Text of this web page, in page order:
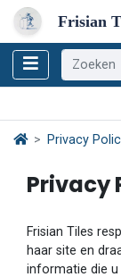
Frisian
Privacy
Privacy
Frisian Tiles
haar site en
informatie die